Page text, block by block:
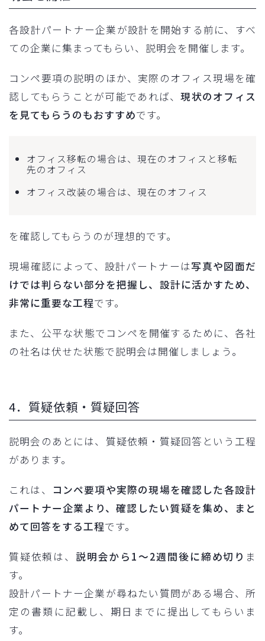
各設計パートナー企業が設計を開始する前に、すべ
ての企業に集まってもらい、説明会を開催します。
コンペ要項の説明のほか、実際のオフィス現場を確
認してもらうことが可能であれば、現状のオフィス
を見てもらうのもおすすめです。
オフィス移転の場合は、現在のオフィスと移転
先のオフィス
オフィス改装の場合は、現在のオフィス
を確認してもらうのが理想的です。
現場確認によって、設計パートナーは写真や図面だ
けでは判らない部分を把握し、設計に活かすため、
非常に重要な工程です。
また、公平な状態でコンペを開催するために、各社
の社名は伏せた状態で説明会は開催しましょう。
4．質疑依頼・質疑回答
説明会のあとには、質疑依頼・質疑回答という工程
があります。
これは、
コンペ要項や実際の現場を確認した各設計
パートナー企業より、確認したい質疑を集め、まと
めて回答をする工程です。
質疑依頼は、 説明会から1〜2週間後に締め切り ま
す。
設計パートナー企業が尋ねたい質問がある場合、所
定の書類に記載し、期日までに提出してもらいま
す。